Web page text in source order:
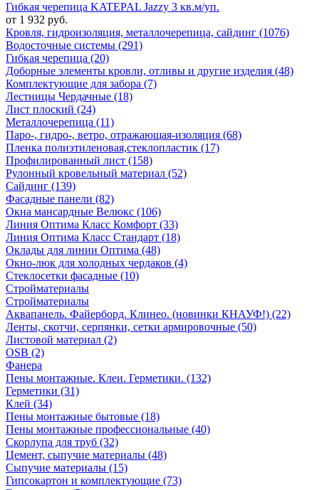
Гибкая черепица KATEPAL Jazzy 3 кв.м/уп.
от 1 932 руб.
Кровля, гидроизоляция, металлочерепица, сайдинг (1076)
Водосточные системы (291)
Гибкая черепица (20)
Доборные элементы кровли, отливы и другие изделия (48)
Комплектующие для забора (7)
Лестницы Чердачные (18)
Лист плоский (24)
Металлочерепица (11)
Паро-, гидро-, ветро, отражающая-изоляция (68)
Пленка полиэтиленовая,стеклопластик (17)
Профилированный лист (158)
Рулонный кровельный материал (52)
Сайдинг (139)
Фасадные панели (82)
Окна мансардные Велюкс (106)
Линия Оптима Класс Комфорт (33)
Линия Оптима Класс Стандарт (18)
Оклады для линии Оптима (48)
Окно-люк для холодных чердаков (4)
Стеклосетки фасадные (10)
Стройматериалы
Стройматериалы
Аквапанель. Файерборд. Клинео. (новинки КНАУФ!) (22)
Ленты, скотчи, серпянки, сетки армировочные (50)
Листовой материал (2)
OSB (2)
Фанера
Пены монтажные. Клеи. Герметики. (132)
Герметики (31)
Клей (34)
Пены монтажные бытовые (18)
Пены монтажные профессиональные (40)
Скорлупа для труб (32)
Цемент, сыпучие материалы (48)
Сыпучие материалы (15)
Гипсокартон и комплектующие (73)